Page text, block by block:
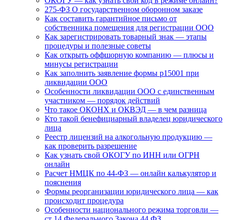
275-ФЗ О государственном оборонном заказе
Как составить гарантийное письмо от
собственника помещения для регистрации ООО
Как зарегистрировать товарный знак — этапы
процедуры и полезные советы
Как открыть оффшорную компанию — плюсы и
минусы регистрации
Как заполнить заявление формы р15001 при
ликвидации ООО
Особенности ликвидации ООО с единственным
участником — порядок действий
Что такое ОКОНХ и ОКВЭД — в чем разница
Кто такой бенефициарный владелец юридического
лица
Реестр лицензий на алкогольную продукцию —
как проверить разрешение
Как узнать свой ОКОГУ по ИНН или ОГРН
онлайн
Расчет НМЦК по 44-ФЗ — онлайн калькулятор и
пояснения
Формы реорганизации юридического лица — как
происходит процедура
Особенности национального режима торговли —